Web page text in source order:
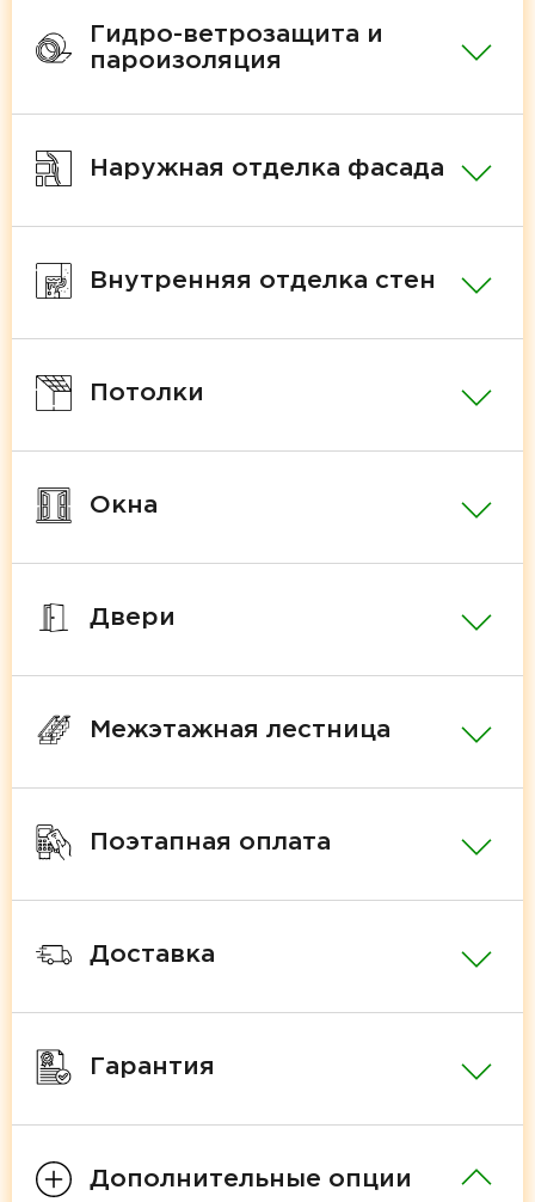
Гидро-ветрозащита и
пароизоляция
Наружная отделка фасада
Внутренняя отделка стен
Потолки
Окна
Двери
Межэтажная лестница
Поэтапная оплата
Доставка
Гарантия
Дополнительные опции